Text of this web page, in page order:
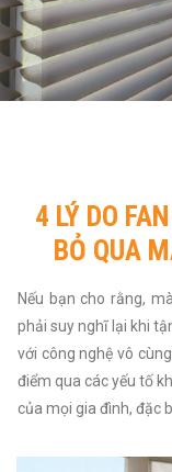
4 LÝ DO
BỎ QUA
Nếu bạn cho rằng,
phải suy nghĩ lại khi
với công nghệ vô
điểm qua các yếu tố
của mọi gia đình, đặc